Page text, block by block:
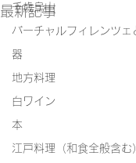
千歳烏山
バーチャルフィレンツェ
器
地方料理
白ワイン
本
江戸料理（和食全般含む
最新記事